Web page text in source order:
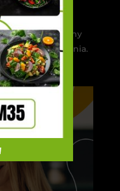
i
czasu. Inna
w postaci zmiany
odżywiania.